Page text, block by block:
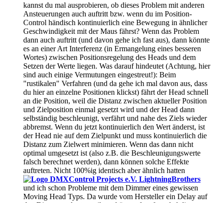
kannst du mal ausprobieren, ob dieses Problem mit anderen
Ansteuerungen auch auftritt bzw. wenn du im Position-
Control händisch kontinuierlich eine Bewegung in ähnlicher
Geschwindigkeit mit der Maus fährst? Wenn das Problem
dann auch auftritt (und davon gehe ich fast aus), dann könnte
es an einer Art Interferenz (in Ermangelung eines besseren
Wortes) zwischen Positionsregelung des Heads und dem
Setzen der Werte liegen. Was darauf hindeutet (Achtung, hier
sind auch einige Vermutungen eingestreut!): Beim
"rustikalen" Verfahren (und da gehe ich mal davon aus, dass
du hier an einzelne Positionen klickst) fährt der Head schnell
an die Position, weil die Distanz zwischen aktueller Position
und Zielposition einmal gesetzt wird und der Head dann
selbständig beschleunigt, verfährt und nahe des Ziels wieder
abbremst. Wenn du jetzt kontinuierlich den Wert änderst, ist
der Head nie auf dem Zielpunkt und muss kontinuierlich die
Distanz zum Zielwert minimieren. Wenn das dann nicht
optimal umgesetzt ist (also z.B. die Beschleunigungswerte
falsch berechnet werden), dann können solche Effekte
auftreten. Nicht 100%ig identisch aber ähnlich hatten
LightningBrothers
und ich schon Probleme mit dem Dimmer eines gewissen
Moving Head Typs. Da wurde vom Hersteller ein Delay auf